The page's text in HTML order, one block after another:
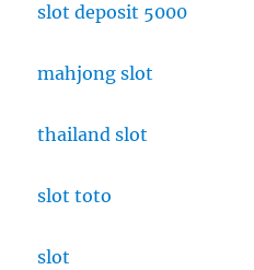
slot deposit 5000
mahjong slot
thailand slot
slot toto
slot